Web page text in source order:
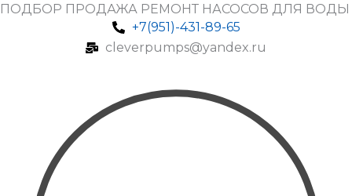
ПОДБОР ПРОДАЖА РЕМОНТ НАСОСОВ ДЛЯ ВОДЫ
+7(951)-431-89-65
cleverpumps@yandex.ru